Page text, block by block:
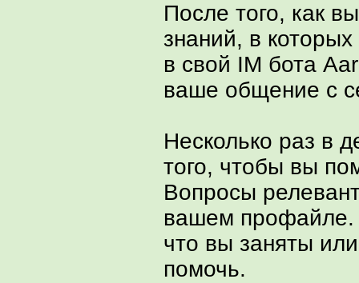
После того, как
знаний, в
в свой IM бота
ваше общение с
Несколько раз в
того, чтобы вы
Вопросы
вашем профайле.
что вы заняты
помочь.